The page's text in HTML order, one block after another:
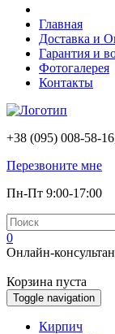
Главная
Доставка и
Гарантия и
Фотогалерея
Контакты
+38 (095) 008-58-
Перезвоните мне
Пн-Пт 9:00-17:00
0
Онлайн-
Корзина пуста
Toggle navigation
Кирпич